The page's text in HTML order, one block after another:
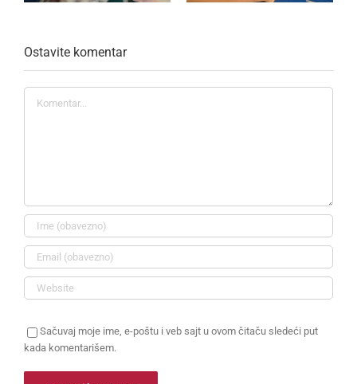
Ostavite komentar
Sačuvaj moje ime, e-poštu i veb sajt u ovom čitaču sledeći put
kada komentarišem.